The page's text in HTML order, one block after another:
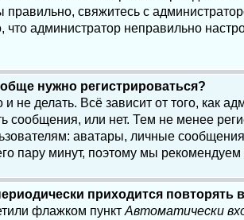
свяжитесь с
что администратор неправильно
нужно регистрироваться?
и не делать. Всё зависит от того, как
сообщения, или нет. Тем не менее
аватары, личные
пару минут, поэтому мы рекомендуем
приходится повторять
флажком пункт Автоматически